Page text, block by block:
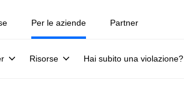
Per le aziende
Risorse Hai subito una violazione?
Partner